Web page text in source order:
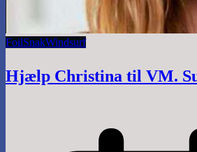
FoilSnakWindsurf
Hjælp Christina til VM.